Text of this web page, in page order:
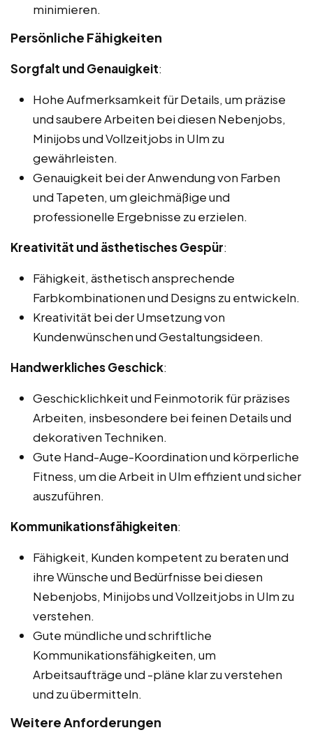
minimieren.
Persönliche Fähigkeiten
Sorgfalt und Genauigkeit:
Hohe Aufmerksamkeit für Details, um präzise
und saubere Arbeiten bei diesen Nebenjobs,
Minijobs und Vollzeitjobs in Ulm zu
gewährleisten.
Genauigkeit bei der Anwendung von Farben
und Tapeten, um gleichmäßige und
professionelle Ergebnisse zu erzielen.
Kreativität und ästhetisches Gespür:
Fähigkeit, ästhetisch ansprechende
Farbkombinationen und Designs zu entwickeln.
Kreativität bei der Umsetzung von
Kundenwünschen und Gestaltungsideen.
Handwerkliches Geschick:
Geschicklichkeit und Feinmotorik für präzises
Arbeiten, insbesondere bei feinen Details und
dekorativen Techniken.
Gute Hand-Auge-Koordination und körperliche
Fitness, um die Arbeit in Ulm effizient und sicher
auszuführen.
Kommunikationsfähigkeiten:
Fähigkeit, Kunden kompetent zu beraten und
ihre Wünsche und Bedürfnisse bei diesen
Nebenjobs, Minijobs und Vollzeitjobs in Ulm zu
verstehen.
Gute mündliche und schriftliche
Kommunikationsfähigkeiten, um
Arbeitsaufträge und -pläne klar zu verstehen
und zu übermitteln.
Weitere Anforderungen